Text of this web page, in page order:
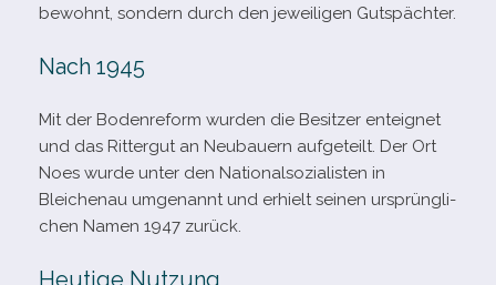
bewohnt, son­dern durch den jewei­li­gen Gutspächter.
Nach 1945
Mit der Bodenreform wur­den die Besitzer ent­eig­net
und das Rittergut an Neubauern auf­ge­teilt. Der Ort
Noes wurde unter den Nationalsozialisten in
Bleichenau umge­nannt und erhielt sei­nen ursprüng­li­
chen Namen 1947 zurück.
Heutige Nutzung